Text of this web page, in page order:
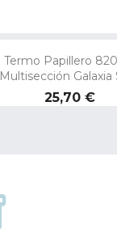
Termo Papillero
Multisección Galaxia
Precio
25,70 €